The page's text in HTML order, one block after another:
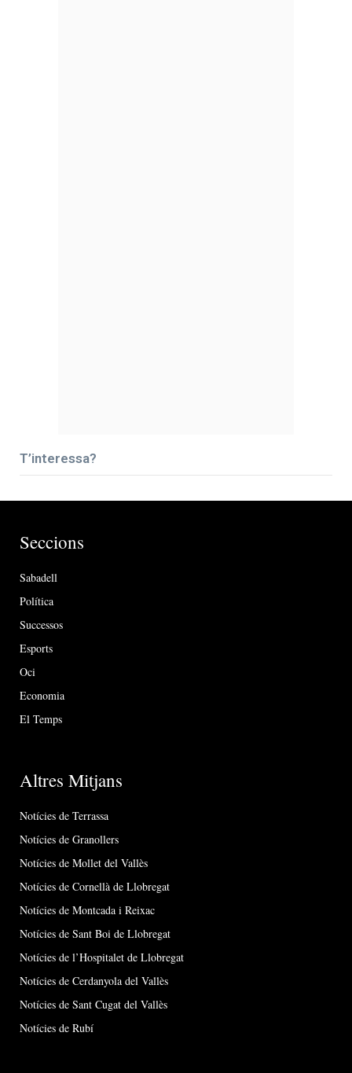
T’interessa?
Seccions
Sabadell
Política
Successos
Esports
Oci
Economia
El Temps
Altres Mitjans
Notícies de Terrassa
Notícies de Granollers
Notícies de Mollet del Vallès
Notícies de Cornellà de Llobregat
Notícies de Montcada i Reixac
Notícies de Sant Boi de Llobregat
Notícies de l’Hospitalet de Llobregat
Notícies de Cerdanyola del Vallès
Notícies de Sant Cugat del Vallès
Notícies de Rubí